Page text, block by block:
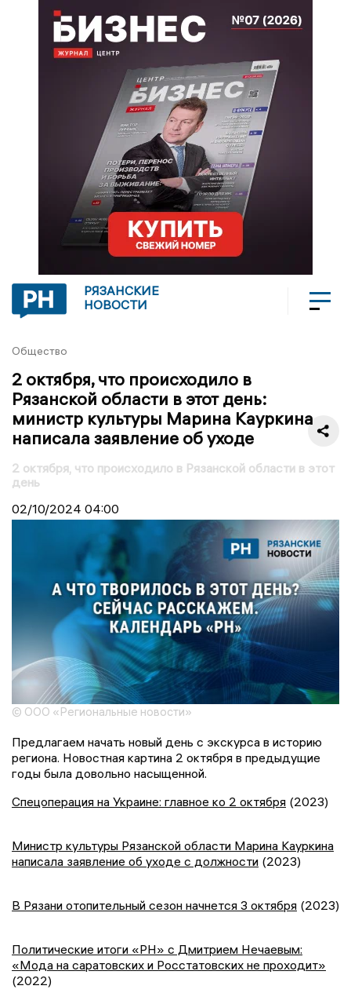
РЯЗАНСКИЕ
НОВОСТИ
Общество
2 октября, что происходило в
Рязанской области в этот день:
министр культуры Марина Кауркина
написала заявление об уходе
2 октября, что происходило в Рязанской области в этот
день
02/10/2024 04:00
© ООО «Региональные новости»
Предлагаем начать новый день с экскурса в историю
региона. Новостная картина 2 октября в предыдущие
годы была довольно насыщенной.
Спецоперация на Украине: главное ко 2 октября (2023)
Министр культуры Рязанской области Марина Кауркина
написала заявление об уходе с должности (2023)
В Рязани отопительный сезон начнется 3 октября (2023)
Политические итоги «РН» с Дмитрием Нечаевым:
«Мода на саратовских и Росстатовских не проходит»
(2022)